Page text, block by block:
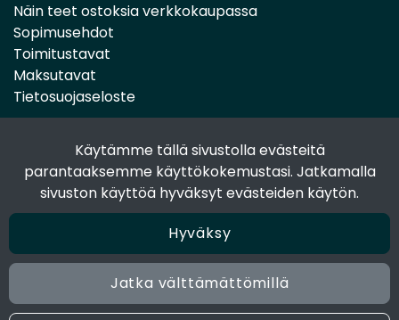
Käytämme tällä sivustolla evästeitä
parantaaksemme käyttökokemustasi. Jatkamalla
sivuston käyttöä hyväksyt evästeiden käytön.
Hyväksy
Jatka välttämättömillä
Näin teet ostoksia verkkokaupassa
Sopimusehdot
Toimitustavat
Maksutavat
Tietosuojaseloste
Seuraa sosiaalisessa mediassa
Facebook
© 2024 Joen Tukkutiimi. All rights reserved. Site by
Oy